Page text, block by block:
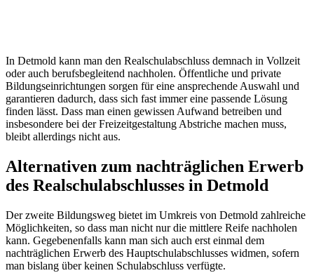
In Detmold kann man den Realschulabschluss demnach in Vollzeit
oder auch berufsbegleitend nachholen. Öffentliche und private
Bildungseinrichtungen sorgen für eine ansprechende Auswahl und
garantieren dadurch, dass sich fast immer eine passende Lösung
finden lässt. Dass man einen gewissen Aufwand betreiben und
insbesondere bei der Freizeitgestaltung Abstriche machen muss,
bleibt allerdings nicht aus.
Alternativen zum nachträglichen Erwerb
des Realschulabschlusses in Detmold
Der zweite Bildungsweg bietet im Umkreis von Detmold zahlreiche
Möglichkeiten, so dass man nicht nur die mittlere Reife nachholen
kann. Gegebenenfalls kann man sich auch erst einmal dem
nachträglichen Erwerb des Hauptschulabschlusses widmen, sofern
man bislang über keinen Schulabschluss verfügte.